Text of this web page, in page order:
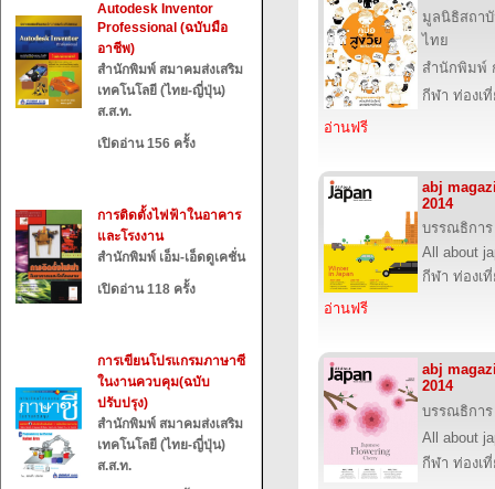
Autodesk Inventor
Professional (ฉบับมือ
อาชีพ)
สำนักพิมพ์ สมาคมส่งเสริม
เทคโนโลยี (ไทย-ญี่ปุ่น)
ส.ส.ท.
เปิดอ่าน 156 ครั้ง
การติดตั้งไฟฟ้าในอาคาร
และโรงงาน
สำนักพิมพ์ เอ็ม-เอ็ดดูเคชั่น
เปิดอ่าน 118 ครั้ง
การเขียนโปรแกรมภาษาซี
ในงานควบคุม(ฉบับ
ปรับปรุง)
สำนักพิมพ์ สมาคมส่งเสริม
เทคโนโลยี (ไทย-ญี่ปุ่น)
ส.ส.ท.
มูลนิธิสถา
ไทย
สำนักพิมพ์
กีฬา ท่องเ
อ่านฟรี
abj
2014
บรรณธิการ
All about
กีฬา ท่องเ
อ่านฟรี
abj
2014
บรรณธิการ
All about
กีฬา ท่องเ